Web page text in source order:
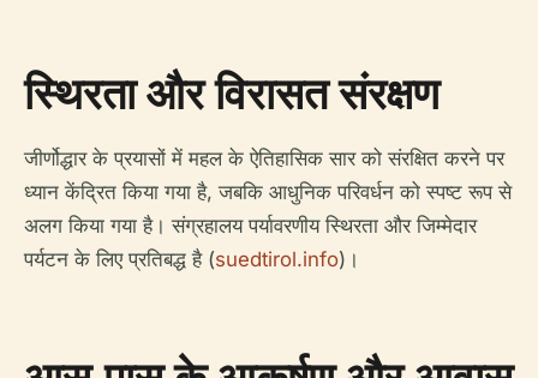
स्थिरता और विरासत संरक्षण
जीर्णोद्धार के प्रयासों में महल के ऐतिहासिक सार को संरक्षित करने पर
ध्यान केंद्रित किया गया है, जबकि आधुनिक परिवर्धन को स्पष्ट रूप से
अलग किया गया है। संग्रहालय पर्यावरणीय स्थिरता और जिम्मेदार
पर्यटन के लिए प्रतिबद्ध है (suedtirol.info)।